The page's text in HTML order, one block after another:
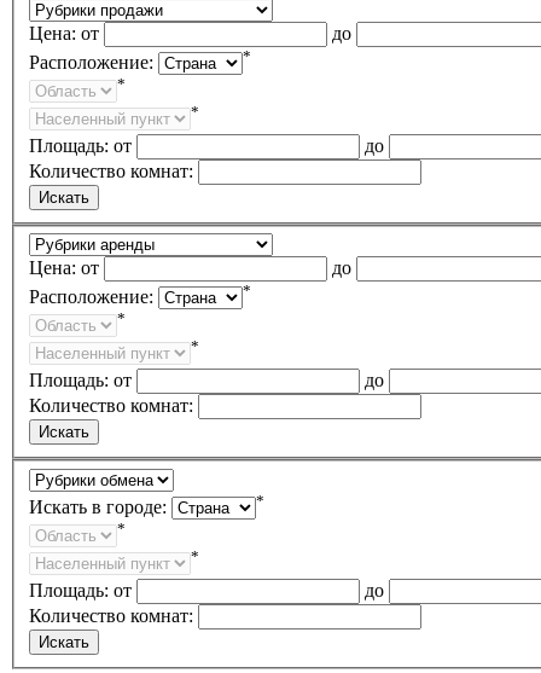
Цена: от
до
Расположение:
*
*
*
Площадь: от
до
Количество комнат:
Цена: от
до
Расположение:
*
*
*
Площадь: от
до
Количество комнат:
Искать в городе:
*
*
*
Площадь: от
до
Количество комнат: